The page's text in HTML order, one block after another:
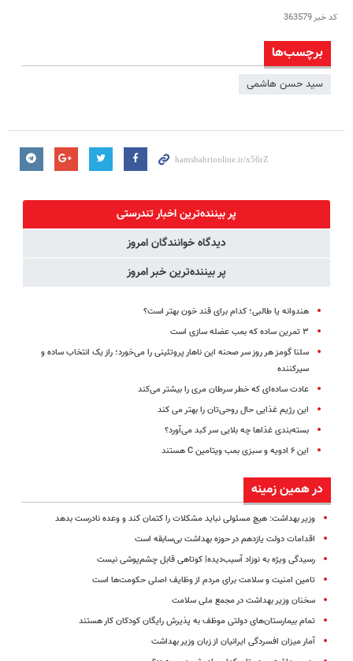
کد خبر363579
برچسب‌ها
سید حسن هاشمی
پر بیننده‌ترین اخبار تندرستی
دیدگاه خوانندگان امروز
پر بیننده‌ترین خبر امروز
هندوانه یا طالبی؛ کدام‌ برای قند خون بهتر است؟
۳ تمرین ساده که بمب عضله سازی است
سلنا گومز هر روز سر صحنه این ناهار پروتئینی را می‌خورد؛ راز یک انتخاب ساده و
سیرکننده
عادت ساده‌ای که خطر سرطان مری را بیشتر می‌کند
این رژیم غذایی حال روحی‌تان را بهتر می کند
بسته‌بندی غذاها چه بلایی سر کبد می‌آورد؟
این ۶ ادویه و سبزی بمب ویتامین C هستند
در همین زمینه
وزیر بهداشت: هیچ مسئولی نباید مشکلات را کتمان کند و وعده نادرست بدهد
اقدامات دولت یازدهم در حوزه بهداشت بی‌سابقه است
رسیدگی ویژه به نوزاد آسیب‌دیده| کوتاهی قابل چشم‌پوشی نیست
تامین امنیت و سلامت برای مردم از وظایف اصلی حکومت‌ها است
سخنان وزیر بهداشت در مجمع ملی سلامت
تمام بیمارستان‌های دولتی موظف به پذیرش رایگان کودکان کار هستند
آمار میزان افسردگی ایرانیان از زبان وزیر بهداشت